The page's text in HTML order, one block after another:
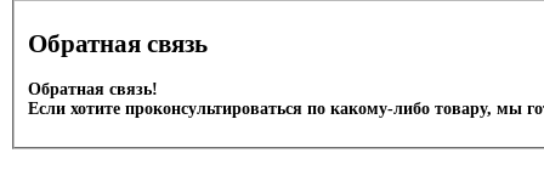
Обратная связь
Обратная связь!
Если хотите проконсультироваться по какому-либо товару, мы